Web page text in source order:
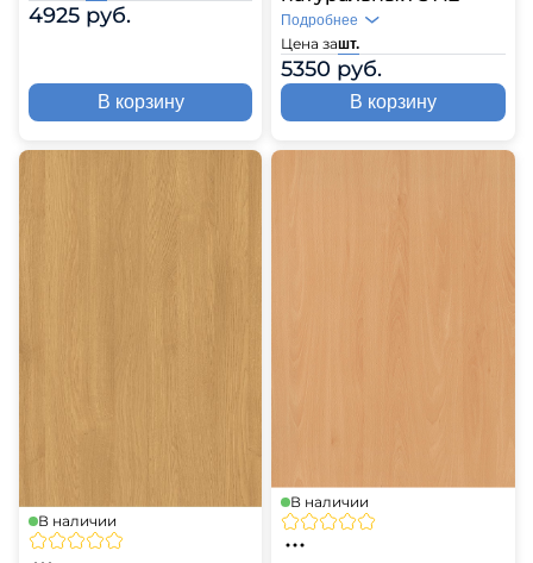
4925 руб.
В корзину
Цена зашт.
5350 руб.
Подробнее
В корзину
В наличии
В наличии